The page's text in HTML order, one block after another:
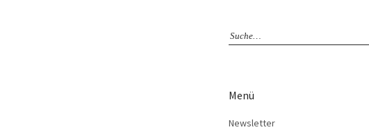
Menü
Newsletter